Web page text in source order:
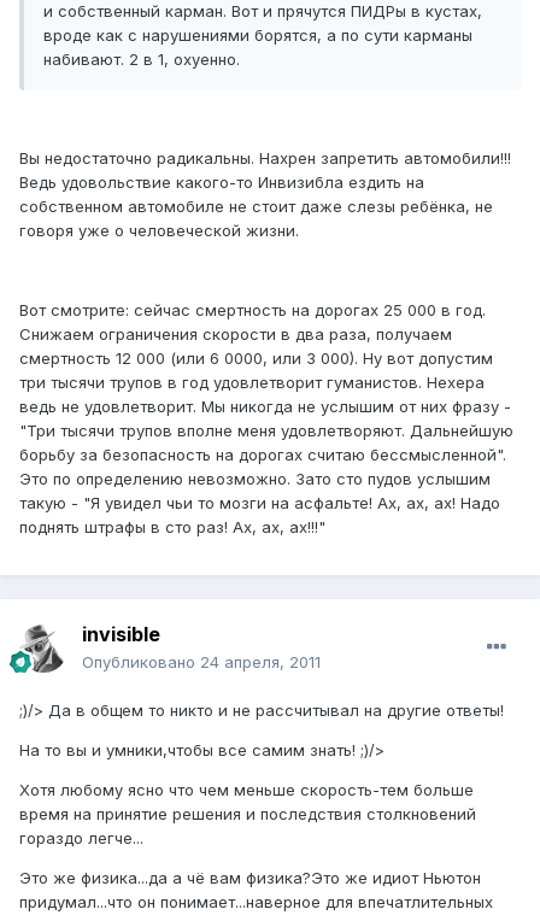
и собственный карман. Вот и прячутся ПИДРы в кустах,
вроде как с нарушениями борятся, а по сути карманы
набивают. 2 в 1, охуенно.
Вы недостаточно радикальны. Нахрен запретить автомобили!!!
Ведь удовольствие какого-то Инвизибла ездить на
собственном автомобиле не стоит даже слезы ребёнка, не
говоря уже о человеческой жизни.
Вот смотрите: сейчас смертность на дорогах 25 000 в год.
Снижаем ограничения скорости в два раза, получаем
смертность 12 000 (или 6 0000, или 3 000). Ну вот допустим
три тысячи трупов в год удовлетворит гуманистов. Нехера
ведь не удовлетворит. Мы никогда не услышим от них фразу -
"Три тысячи трупов вполне меня удовлетворяют. Дальнейшую
борьбу за безопасность на дорогах считаю бессмысленной".
Это по определению невозможно. Зато сто пудов услышим
такую - "Я увидел чьи то мозги на асфальте! Ах, ах, ах! Надо
поднять штрафы в сто раз! Ах, ах, ах!!!"
invisible
Опубликовано 24 апреля, 2011
;)/> Да в общем то никто и не рассчитывал на другие ответы!
На то вы и умники,чтобы все самим знать! ;)/>
Хотя любому ясно что чем меньше скорость-тем больше
время на принятие решения и последствия столкновений
гораздо легче...
Это же физика...да а чё вам физика?Это же идиот Ньютон
придумал...что он понимает...наверное для впечатлительных